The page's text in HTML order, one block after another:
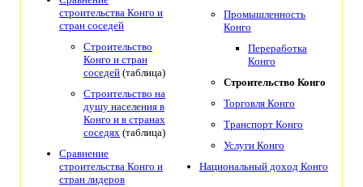
строительства Конго и
стран соседей
Строительство
Конго и стран
соседей (таблица)
Строительство на
душу населения в
Конго и в странах
соседях (таблица)
Сравнение
строительства Конго и
стран лидеров
Промышленность
Конго
Переработка
Конго
Строительство Конго
Торговля Конго
Транспорт Конго
Услуги Конго
Национальный доход Конго